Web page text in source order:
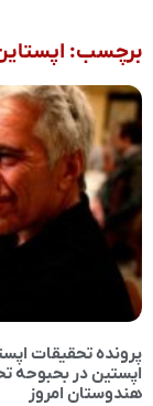
برچسب:
پرونده تحقیقات
اپستین در بحبوحه
هندوستان امروز